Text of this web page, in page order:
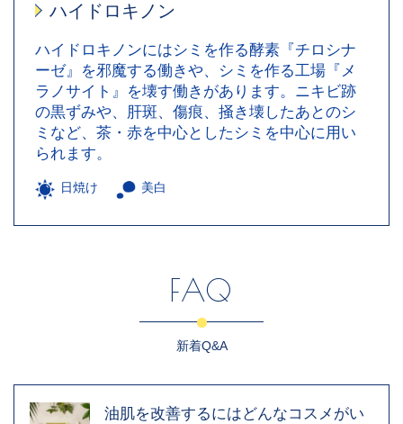
ハイドロキノン
ハイドロキノンにはシミを作る酵素『チロシナ
ーゼ』を邪魔する働きや、シミを作る工場『メ
ラノサイト』を壊す働きがあります。ニキビ跡
の黒ずみや、肝斑、傷痕、掻き壊したあとのシ
ミなど、茶・赤を中心としたシミを中心に用い
られます。
日焼け 美白
FAQ
新着Q&A
油肌を改善するにはどんなコスメがい